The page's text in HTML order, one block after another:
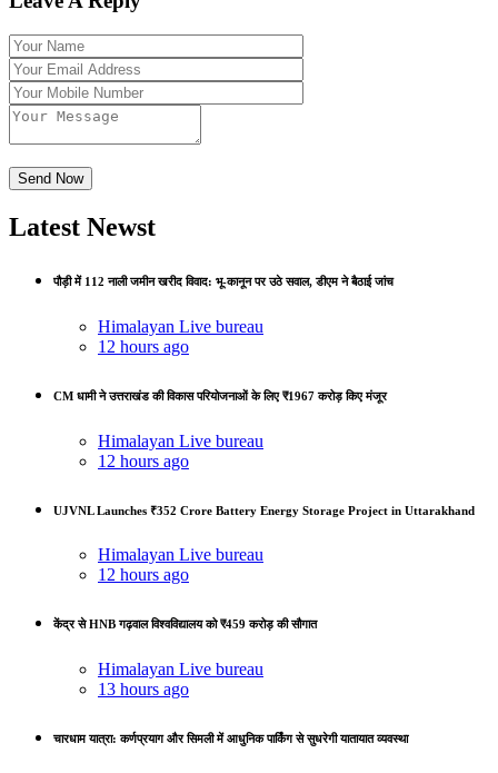
Latest Newst
पौड़ी में 112 नाली जमीन खरीद विवाद: भू-कानून पर उठे सवाल, डीएम ने बैठाई जांच
Himalayan Live bureau
12 hours ago
CM धामी ने उत्तराखंड की विकास परियोजनाओं के लिए ₹1967 करोड़ किए मंजूर
Himalayan Live bureau
12 hours ago
UJVNL Launches ₹352 Crore Battery Energy Storage Project in Uttarakhand
Himalayan Live bureau
12 hours ago
केंद्र से HNB गढ़वाल विश्वविद्यालय को ₹459 करोड़ की सौगात
Himalayan Live bureau
13 hours ago
चारधाम यात्रा: कर्णप्रयाग और सिमली में आधुनिक पार्किंग से सुधरेगी यातायात व्यवस्था